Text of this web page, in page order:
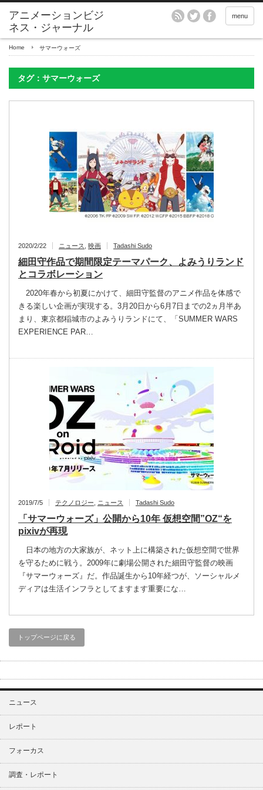
アニメーションビジ
ネス・ジャーナル
menu
Home サマーウォーズ
タグ：サマーウォーズ
2020/2/22 ニュース 映画 Tadashi Sudo
細田守作品で期間限定テーマパーク、よみうりランド
とコラボレーション
2020年春から初夏にかけて、細田守監督のアニメ作品を体感で
きる楽しい企画が実現する。3月20日から6月7日までの2ヵ月半あ
まり、東京都稲城市のよみうりランドにて、「SUMMER WARS
EXPERIENCE PAR…
2019/7/5 テクノロジー ニュース Tadashi Sudo
「サマーウォーズ」公開から10年 仮想空間”OZ“を
pixivが再現
日本の地方の大家族が、ネット上に構築された仮想空間で世界
を守るために戦う。2009年に劇場公開された細田守監督の映画
『サマーウォーズ』だ。作品誕生から10年経つが、ソーシャルメ
ディアは生活インフラとしてますます重要にな…
トップページに戻る
ニュース
レポート
フォーカス
調査・レポート